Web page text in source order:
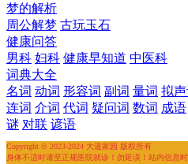
梦的解析
周公解梦 古玩玉石
健康问答
男科 妇科 健康早知道 中医科
词典大全
名词 动词 形容词 副词 量词 拟声
连词 介词 代词 疑问词 数词 成语
谜 对联 谚语
Copyright © 2023-2024 大道家园 版权所有
身体不适时请至正规医院就诊！勿延误！站内信息